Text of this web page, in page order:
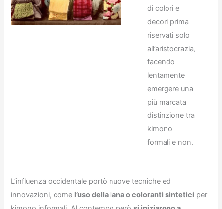
di colori e
decori prima
riservati solo
all’aristocrazia,
facendo
lentamente
emergere una
più marcata
distinzione tra
kimono
formali e non.
L’influenza occidentale portò nuove tecniche ed
innovazioni, come l’uso della lana o coloranti sintetici per